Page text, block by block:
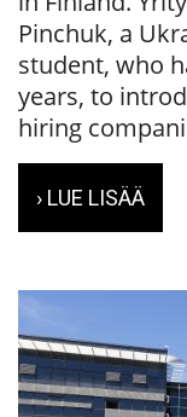
Pinchuk, a
student, who
years, to
hiring
› LUE LISÄÄ